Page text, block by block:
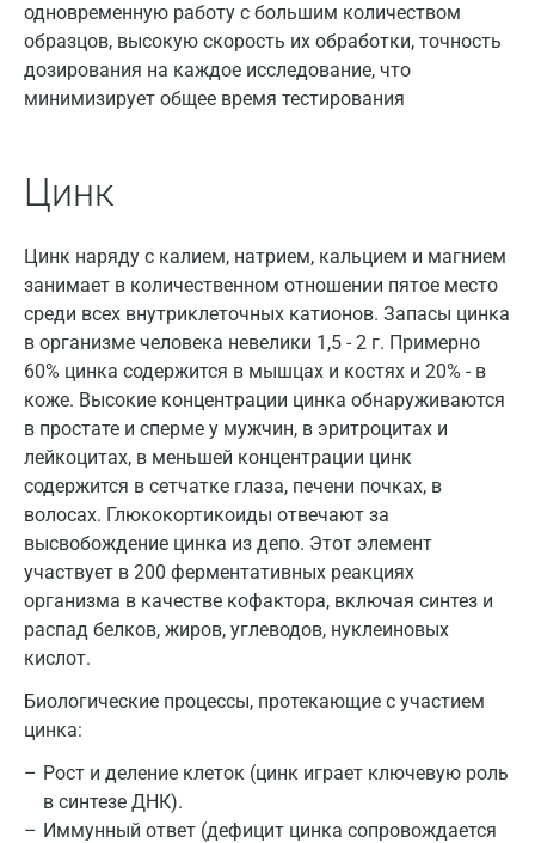
одновременную работу с большим количеством
образцов, высокую скорость их обработки, точность
дозирования на каждое исследование, что
минимизирует общее время тестирования
Цинк
Цинк наряду с калием, натрием, кальцием и магнием
занимает в количественном отношении пятое место
среди всех внутриклеточных катионов. Запасы цинка
в организме человека невелики 1,5 - 2 г. Примерно
60% цинка содержится в мышцах и костях и 20% - в
коже. Высокие концентрации цинка обнаруживаются
в простате и сперме у мужчин, в эритроцитах и
лейкоцитах, в меньшей концентрации цинк
содержится в сетчатке глаза, печени почках, в
волосах. Глюкокортикоиды отвечают за
высвобождение цинка из депо. Этот элемент
участвует в 200 ферментативных реакциях
организма в качестве кофактора, включая синтез и
распад белков, жиров, углеводов, нуклеиновых
кислот.
Биологические процессы, протекающие с участием
цинка:
Рост и деление клеток (цинк играет ключевую роль
в синтезе ДНК).
Иммунный ответ (дефицит цинка сопровождается
Всеволожск
Гатчина
Дзержинск
Дзержинский
Дмитров
Долгопрудный
Домодедово
Екатеринбург
Жуковский
Звенигород
Зеленоград
Иваново
Ижевск
Истра
Йошкар-Ола